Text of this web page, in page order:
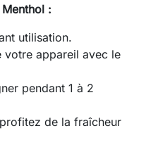
:
utilisation.
votre appareil avec le
pendant 1 à 2
de la fraîcheur